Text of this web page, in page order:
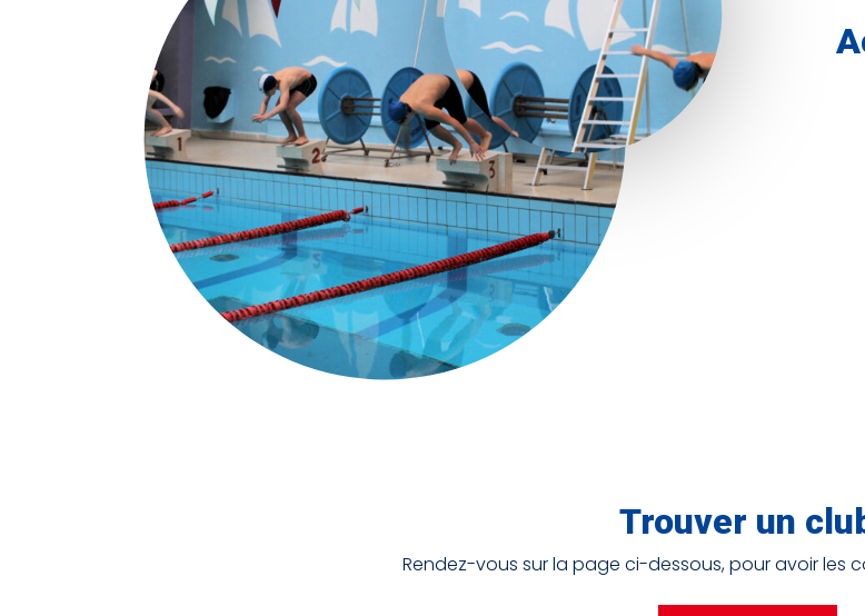
Trouver un
Rendez-vous sur la page ci-dessous, pour avoir les